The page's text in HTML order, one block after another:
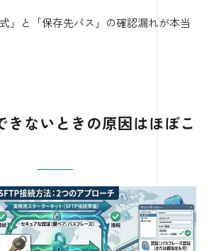
」と「保存先パス」の確認漏れが本当
きないときの原因はほぼこ